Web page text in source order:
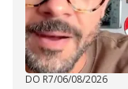
DO R7/06/08/2026